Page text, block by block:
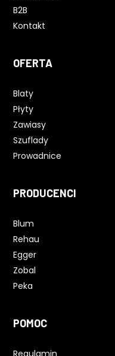
B2B
Kontakt
OFERTA
Blaty
Płyty
Zawiasy
Szuflady
Prowadnice
PRODUCENCI
Blum
Rehau
Egger
Zobal
Peka
POMOC